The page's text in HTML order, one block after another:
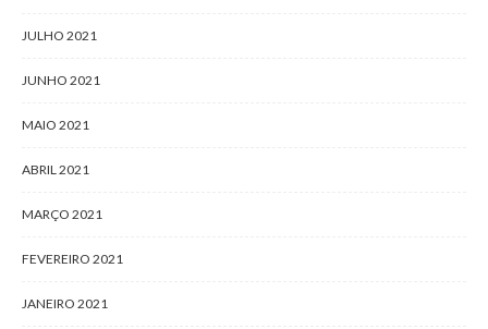
JULHO 2021
JUNHO 2021
MAIO 2021
ABRIL 2021
MARÇO 2021
FEVEREIRO 2021
JANEIRO 2021